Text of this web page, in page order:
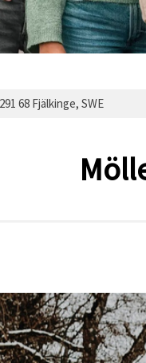
68 Fjälkinge, SWE